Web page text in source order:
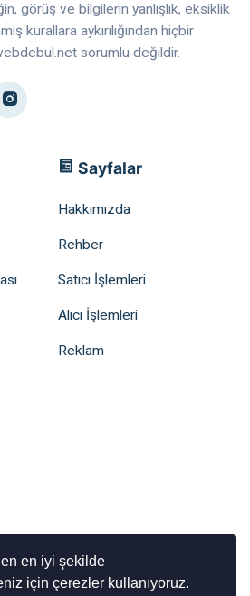
en iyi şekilde
için çerezler kullanıyoruz.
görüş ve bilgilerin yanlışlık, eksiklik
kurallara aykırılığından hiçbir
sorumlu değildir.
Sayfalar
Hakkımızda
Rehber
Satıcı İşlemleri
Alıcı İşlemleri
Reklam